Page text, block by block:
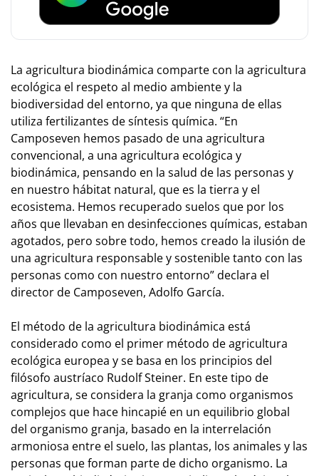
La agricultura biodinámica comparte con la agricultura
ecológica el respeto al medio ambiente y la
biodiversidad del entorno, ya que ninguna de ellas
utiliza fertilizantes de síntesis química. “En
Camposeven hemos pasado de una agricultura
convencional, a una agricultura ecológica y
biodinámica, pensando en la salud de las personas y
en nuestro hábitat natural, que es la tierra y el
ecosistema. Hemos recuperado suelos que por los
años que llevaban en desinfecciones químicas, estaban
agotados, pero sobre todo, hemos creado la ilusión de
una agricultura responsable y sostenible tanto con las
personas como con nuestro entorno” declara el
director de Camposeven, Adolfo García.
El método de la agricultura biodinámica está
considerado como el primer método de agricultura
ecológica europea y se basa en los principios del
filósofo austríaco Rudolf Steiner. En este tipo de
agricultura, se considera la granja como organismos
complejos que hace hincapié en un equilibrio global
del organismo granja, basado en la interrelación
armoniosa entre el suelo, las plantas, los animales y las
personas que forman parte de dicho organismo. La